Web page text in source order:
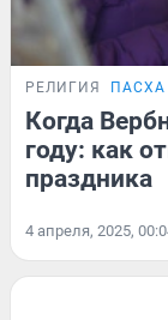
РЕЛИГИЯ ПАСХА
Когда
году: как
праздника
4 апреля, 2025,